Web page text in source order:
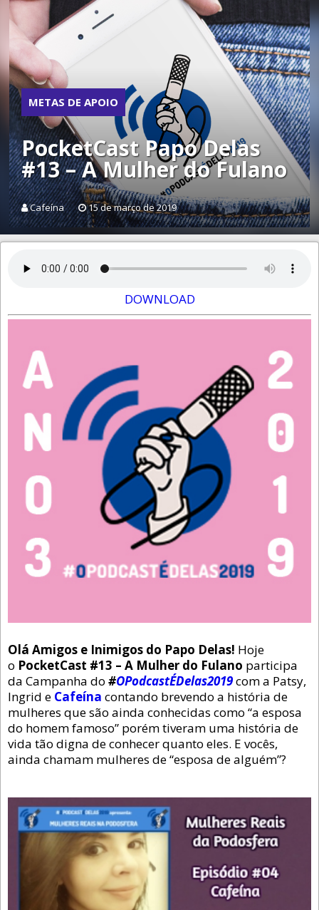
METAS DE APOIO
PocketCast Papo Delas
#13 – A Mulher do Fulano
Cafeína 15 de março de 2019
DOWNLOAD
Olá Amigos e Inimigos do Papo Delas! Hoje
o PocketCast #13 – A Mulher do Fulano participa
da Campanha do #OPodcastÉDelas2019com a Patsy,
Ingrid e Cafeína contando brevendo a história de
mulheres que são ainda conhecidas como “a esposa
do homem famoso” porém tiveram uma história de
vida tão digna de conhecer quanto eles. E vocês,
ainda chamam mulheres de “esposa de alguém”?